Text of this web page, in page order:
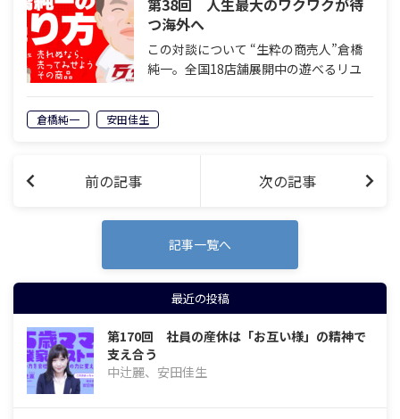
第38回 人生最大のワクワクが待
つ海外へ
この対談について “生粋の商売人”倉橋
純一。全国18店舗展開中の遊べるリユ
売事業『農家さんの味方』、オークショ
ン事業『杜の都オークション』など、
倉橋純一 安田佳生
前の記事 次の記事
記事一覧へ
最近の投稿
第170回 社員の産休は「お互い様」の精神で
支え合う
中辻麗、安田佳生